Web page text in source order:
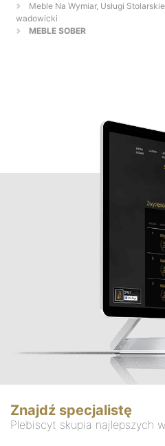
Meble Na Wymiar, Usługi
wadowicki
MEBLE SOBER
Znajdź specjalistę
Plebiscyt skupia najlepszych